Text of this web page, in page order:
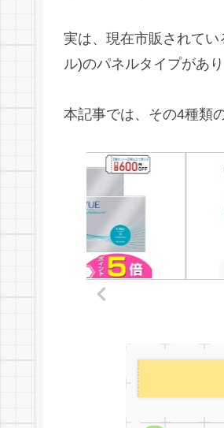
実は、現在市販されて
ル)のパネルタイプがあ
本記事では、その4種類